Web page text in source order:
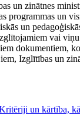
un zinātnes
programmas un
un
vai
dokumentiem,
Izglītības un
un kārtība,